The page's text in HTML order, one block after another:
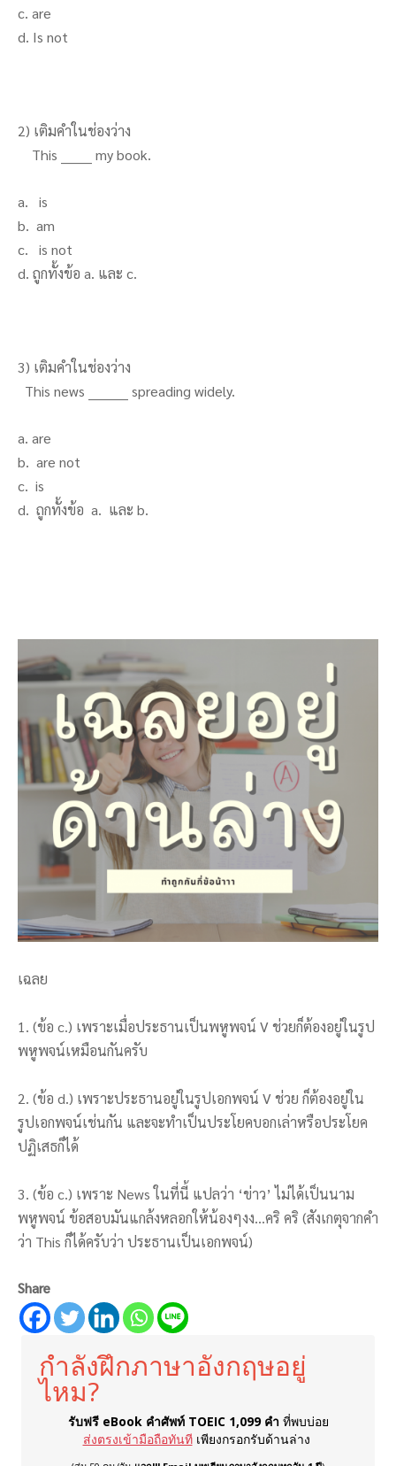
c. are
d. Is not
2) เติมคำในช่องว่าง
This _______ my book.
a. is
b. am
c. is not
d. ถูกทั้งข้อ a. และ c.
3) เติมคำในช่องว่าง
This news _________ spreading widely.
a. are
b. are not
c. is
d. ถูกทั้งข้อ a. และ b.
เฉลย
1. (ข้อ c.) เพราะเมื่อประธานเป็นพหูพจน์ V ช่วยก็ต้องอยู่ในรูป
พหูพจน์เหมือนกันครับ
2. (ข้อ d.) เพราะประธานอยู่ในรูปเอกพจน์ V ช่วย ก็ต้องอยู่ใน
รูปเอกพจน์เช่นกัน และจะทำเป็นประโยคบอกเล่าหรือประโยค
ปฏิเสธก็ได้
3. (ข้อ c.) เพราะ News ในที่นี้ แปลว่า ‘ข่าว’ ไม่ได้เป็นนาม
พหูพจน์ ข้อสอบมันแกล้งหลอกให้น้องๆงง…คริ คริ (สังเกตุจากคำ
ว่า This ก็ได้ครับว่า ประธานเป็นเอกพจน์)
Share
กำลังฝึกภาษาอังกฤษอยู่
ไหม?
รับฟรี eBook คำศัพท์ TOEIC 1,099 คำ ที่พบบ่อย
ส่งตรงเข้ามือถือทันที เพียงกรอกรับด้านล่าง